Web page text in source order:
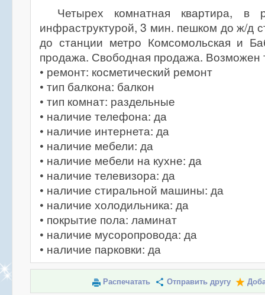
Четырех комнатная квартира, в
инфраструктурой, 3 мин. пешком до ж/д
до станции метро Комсомольская и
продажа. Свободная продажа. Возможен
• ремонт: косметический ремонт
• тип балкона: балкон
• тип комнат: раздельные
• наличие телефона: да
• наличие интернета: да
• наличие мебели: да
• наличие мебели на кухне: да
• наличие телевизора: да
• наличие стиральной машины: да
• наличие холодильника: да
• покрытие пола: ламинат
• наличие мусоропровода: да
• наличие парковки: да
Распечатать Отправить другу